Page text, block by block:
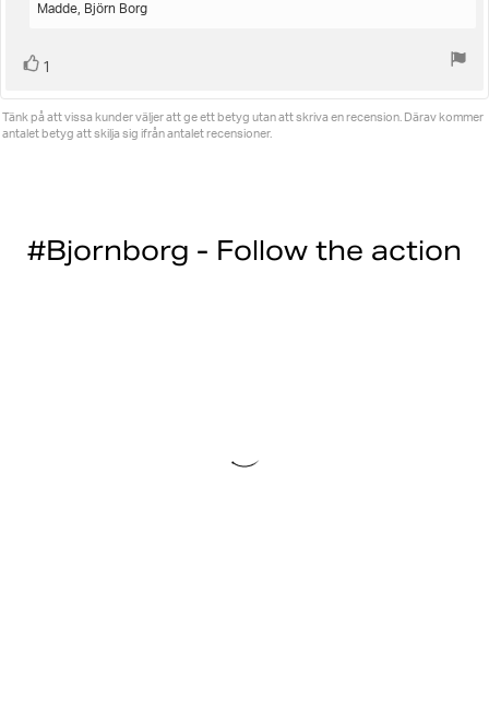
Madde, Björn Borg
Rösta
1
Tänk på att vissa kunder väljer att ge ett betyg utan att skriva en recension. Därav kommer
antalet betyg att skilja sig ifrån antalet recensioner.
#Bjornborg - Follow the action